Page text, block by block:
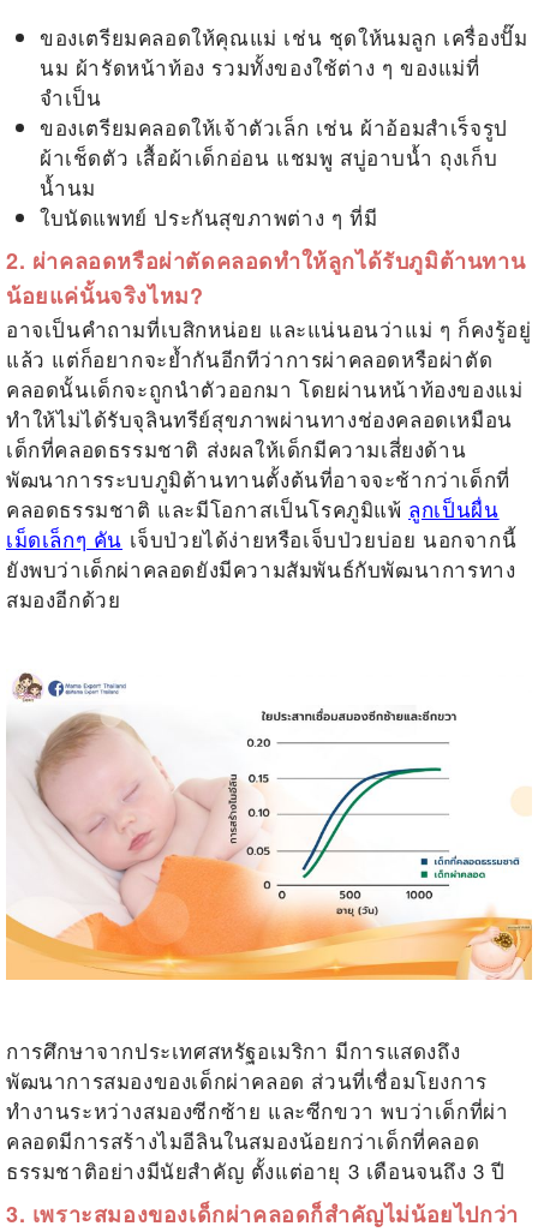
ของเตรียมคลอดให้คุณแม่ เช่น ชุดให้นมลูก เครื่องปั๊ม
นม ผ้ารัดหน้าท้อง รวมทั้งของใช้ต่าง ๆ ของแม่ที่
จำเป็น
ของเตรียมคลอดให้เจ้าตัวเล็ก เช่น ผ้าอ้อมสำเร็จรูป
ผ้าเช็ดตัว เสื้อผ้าเด็กอ่อน แชมพู สบู่อาบน้ำ ถุงเก็บ
น้ำนม
ใบนัดแพทย์ ประกันสุขภาพต่าง ๆ ที่มี
2. ผ่าคลอดหรือผ่าตัดคลอดทำให้ลูกได้รับภูมิต้านทาน
น้อยแค่นั้นจริงไหม?
อาจเป็นคำถามที่เบสิกหน่อย และแน่นอนว่าแม่ ๆ ก็คงรู้อยู่
แล้ว แต่ก็อยากจะย้ำกันอีกทีว่าการผ่าคลอดหรือผ่าตัด
คลอดนั้นเด็กจะถูกนำตัวออกมา โดยผ่านหน้าท้องของแม่
ทำให้ไม่ได้รับจุลินทรีย์สุขภาพผ่านทางช่องคลอดเหมือน
เด็กที่คลอดธรรมชาติ ส่งผลให้เด็กมีความเสี่ยงด้าน
พัฒนาการระบบภูมิต้านทานตั้งต้นที่อาจจะช้ากว่าเด็กที่
คลอดธรรมชาติ และมีโอกาสเป็นโรคภูมิแพ้ ลูกเป็นผื่น
เม็ดเล็กๆ คัน เจ็บป่วยได้ง่ายหรือเจ็บป่วยบ่อย นอกจากนี้
ยังพบว่าเด็กผ่าคลอดยังมีความสัมพันธ์กับพัฒนาการทาง
สมองอีกด้วย
การศึกษาจากประเทศสหรัฐอเมริกา มีการแสดงถึง
พัฒนาการสมองของเด็กผ่าคลอด ส่วนที่เชื่อมโยงการ
ทำงานระหว่างสมองซีกซ้าย และซีกขวา พบว่าเด็กที่ผ่า
คลอดมีการสร้างไมอีลินในสมองน้อยกว่าเด็กที่คลอด
ธรรมชาติอย่างมีนัยสำคัญ ตั้งแต่อายุ 3 เดือนจนถึง 3 ปี
3. เพราะสมองของเด็กผ่าคลอดก็สำคัญไม่น้อยไปกว่า